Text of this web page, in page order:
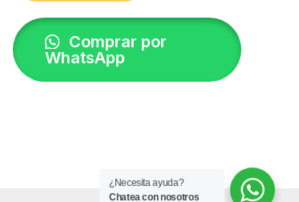
Comprar por
WhatsApp
¿Necesita ayuda?
Chatea con nosotros